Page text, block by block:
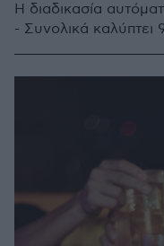
Η διαδικασία
- Συνολικά καλύπτει